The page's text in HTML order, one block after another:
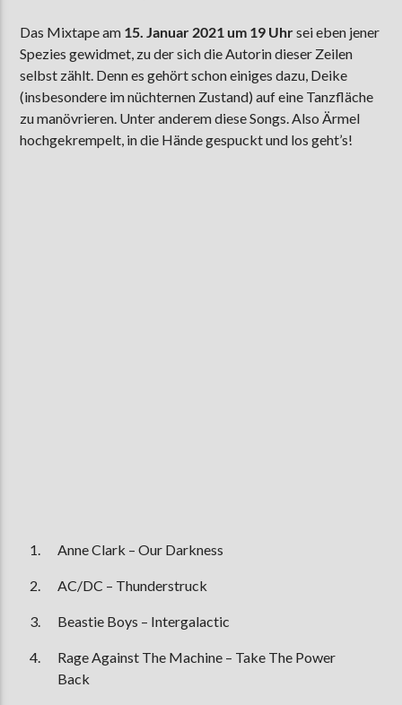
09:00 12:00
ZU HÖREN IN Münster90,9 MHz Steinfurt 103,9 MHz
Das Mixtape am 15. Januar 2021 um 19 Uhrsei eben jener
Spezies gewidmet, zu der sich die Autorin dieser Zeilen
selbst zählt. Denn es gehört schon einiges dazu, Deike
(insbesondere im nüchternen Zustand) auf eine Tanzfläche
zu manövrieren. Unter anderem diese Songs. Also Ärmel
hochgekrempelt, in die Hände gespuckt und los geht’s!
Anne Clark – Our Darkness
AC/DC – Thunderstruck
Beastie Boys – Intergalactic
Rage Against The Machine – Take The Power
Back